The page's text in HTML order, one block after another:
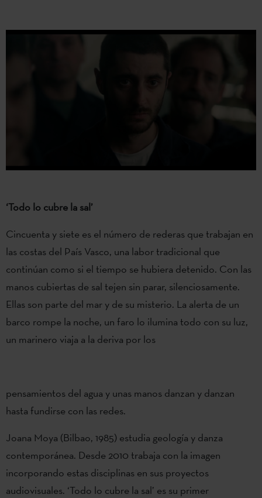
‘Todo lo cubre la sal’
Cincuenta y siete es el número de rederas que trabajan en
las costas del País Vasco, una labor tradicional que
continúan como si el tiempo se hubiera detenido. Con las
manos cubiertas de sal tejen sin parar, silenciosamente.
Ellas son parte del mar y de su misterio. La alerta de un
barco rompe la noche, un faro lo ilumina todo con su luz,
un marinero viaja a la deriva por los
pensamientos del agua y unas manos danzan y danzan
hasta fundirse con las redes.
Joana Moya (Bilbao, 1985) estudia geología y danza
contemporánea. Desde 2010 trabaja con la imagen
incorporando estas disciplinas en sus proyectos
audiovisuales. ‘Todo lo cubre la sal’ es su primer